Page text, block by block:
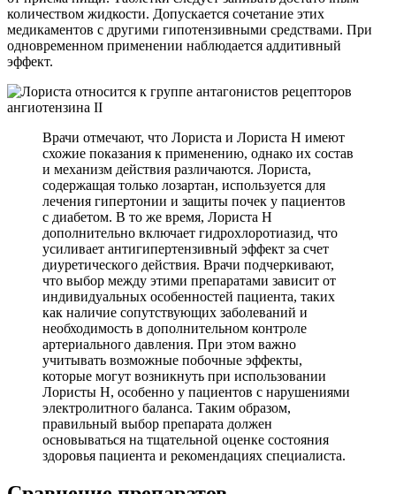
количеством жидкости. Допускается сочетание этих
медикаментов с другими гипотензивными средствами. При
одновременном применении наблюдается аддитивный
эффект.
Врачи отмечают, что Лориста и Лориста Н имеют
схожие показания к применению, однако их состав
и механизм действия различаются. Лориста,
содержащая только лозартан, используется для
лечения гипертонии и защиты почек у пациентов
с диабетом. В то же время, Лориста Н
дополнительно включает гидрохлоротиазид, что
усиливает антигипертензивный эффект за счет
диуретического действия. Врачи подчеркивают,
что выбор между этими препаратами зависит от
индивидуальных особенностей пациента, таких
как наличие сопутствующих заболеваний и
необходимость в дополнительном контроле
артериального давления. При этом важно
учитывать возможные побочные эффекты,
которые могут возникнуть при использовании
Лористы Н, особенно у пациентов с нарушениями
электролитного баланса. Таким образом,
правильный выбор препарата должен
основываться на тщательной оценке состояния
здоровья пациента и рекомендациях специалиста.